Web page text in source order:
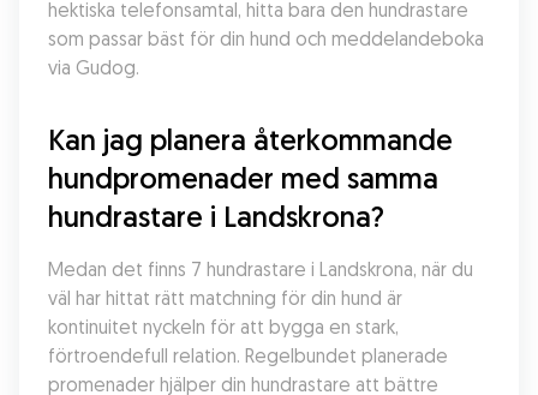
hektiska telefonsamtal, hitta bara den hundrastare
som passar bäst för din hund och meddelandeboka
via Gudog.
Kan jag planera återkommande
hundpromenader med samma
hundrastare i Landskrona?
Medan det finns 7 hundrastare i Landskrona, när du
väl har hittat rätt matchning för din hund är
kontinuitet nyckeln för att bygga en stark,
förtroendefull relation. Regelbundet planerade
promenader hjälper din hundrastare att bättre